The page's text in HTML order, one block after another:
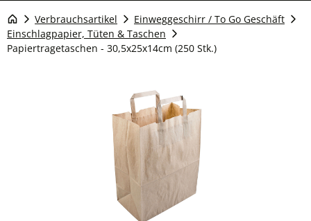
Verbrauchsartikel
Einweggeschirr / To Go Geschäft
Einschlagpapier, Tüten & Taschen
Papiertragetaschen - 30,5x25x14cm (250 Stk.)